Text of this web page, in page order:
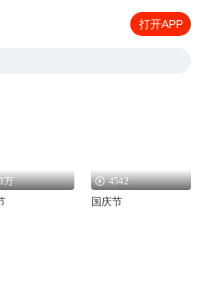
打开APP
万 4542
国庆节